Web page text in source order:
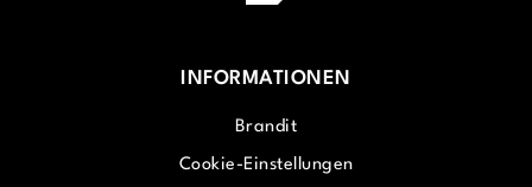
INFORMATIONEN
Brandit
Cookie-Einstellungen